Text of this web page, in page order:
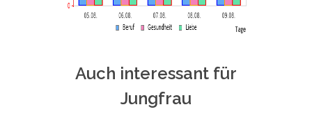
Auch interessant für
Jungfrau